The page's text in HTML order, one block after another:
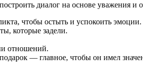
диалог на основе уважения и
чтобы остыть и успокоить эмоции.
которые задели.
отношений.
— главное, чтобы он имел